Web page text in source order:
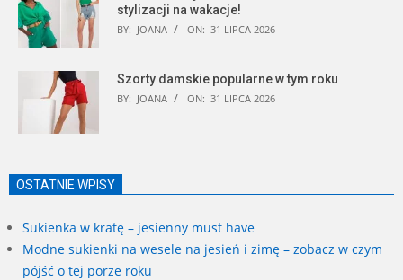
stylizacji na wakacje!
BY: JOANA ON: 31 LIPCA 2026
Szorty damskie popularne w tym roku
BY: JOANA ON: 31 LIPCA 2026
OSTATNIE WPISY
Sukienka w kratę – jesienny must have
Modne sukienki na wesele na jesień i zimę – zobacz w czym
pójść o tej porze roku